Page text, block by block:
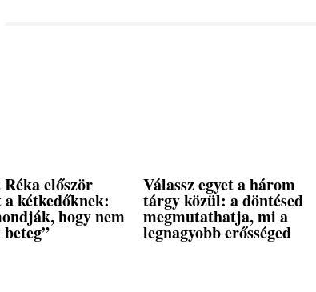
először
kétkedőknek:
hogy nem
Válassz egyet a három
tárgy közül: a döntésed
megmutathatja, mi a
legnagyobb erősséged